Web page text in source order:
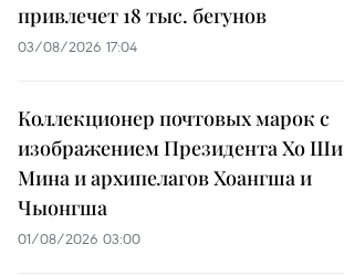
привлечет 18 тыс. бегунов
03/08/2026 17:04
Коллекционер почтовых марок с
изображением Президента Хо Ши
Мина и архипелагов Хоангша и
Чыонгша
01/08/2026 03:00